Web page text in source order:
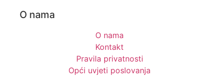
O nama
O nama
Kontakt
Pravila privatnosti
Opći uvjeti poslovanja